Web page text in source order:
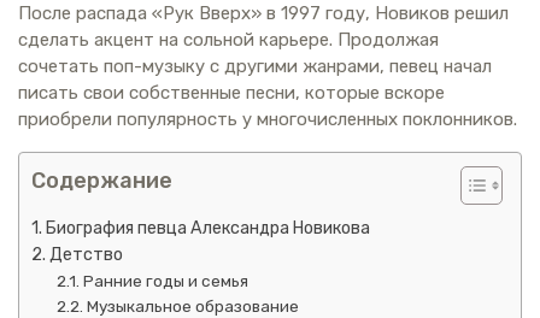
После распада «Рук Вверх» в 1997 году, Новиков решил
сделать акцент на сольной карьере. Продолжая
сочетать поп-музыку с другими жанрами, певец начал
писать свои собственные песни, которые вскоре
приобрели популярность у многочисленных поклонников.
Содержание
Биография певца Александра Новикова
Детство
Ранние годы и семья
Музыкальное образование